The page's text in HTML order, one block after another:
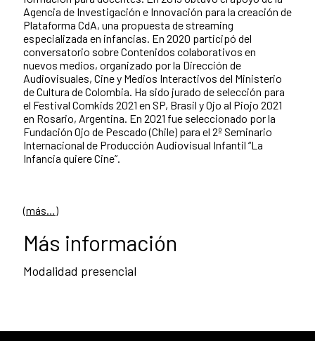
Agencia de Investigación e Innovación para la creación de
Plataforma CdA, una propuesta de streaming
especializada en infancias. En 2020 participó del
conversatorio sobre Contenidos colaborativos en
nuevos medios, organizado por la Dirección de
Audiovisuales, Cine y Medios Interactivos del Ministerio
de Cultura de Colombia. Ha sido jurado de selección para
el Festival Comkids 2021 en SP, Brasil y Ojo al Piojo 2021
en Rosario, Argentina. En 2021 fue seleccionado por la
Fundación Ojo de Pescado (Chile) para el 2º Seminario
Internacional de Producción Audiovisual Infantil “La
Infancia quiere Cine”.
(más…)
Más información
Modalidad presencial